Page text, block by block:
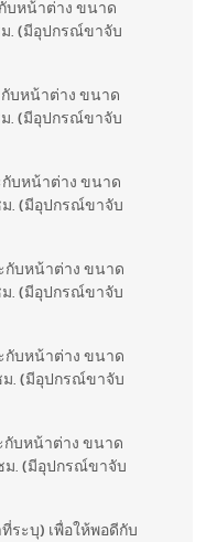
กับหน้าต่าง ขนาด
ม. (มีอุปกรณ์ขาจับ
กับหน้าต่าง ขนาด
ม. (มีอุปกรณ์ขาจับ
กับหน้าต่าง ขนาด
ม. (มีอุปกรณ์ขาจับ
กับหน้าต่าง ขนาด
ม. (มีอุปกรณ์ขาจับ
กับหน้าต่าง ขนาด
ม. (มีอุปกรณ์ขาจับ
กับหน้าต่าง ขนาด
ซม. (มีอุปกรณ์ขาจับ
ระบุ) เพื่อให้พอดีกับ